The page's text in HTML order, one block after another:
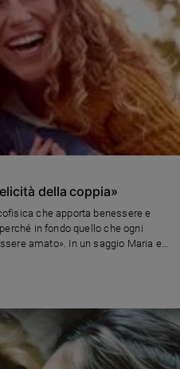
della coppia»
che apporta benessere e
in fondo quello che ogni
amato». In un saggio Maria e
parlano dell'importanza